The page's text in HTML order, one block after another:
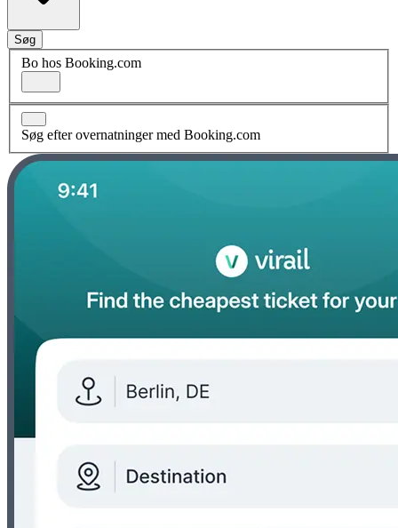
Søg
Bo hos Booking.com
Søg efter overnatninger med Booking.com